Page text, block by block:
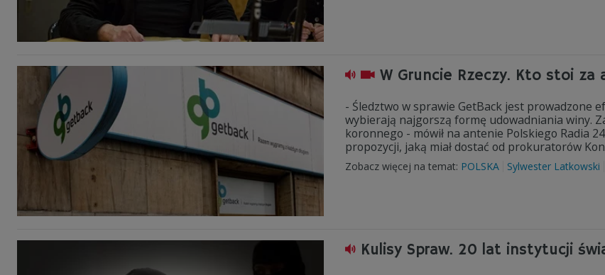
W Gruncie Rzeczy. Kto stoi za
- Śledztwo w sprawie GetBack jest prowadzone
wybierają najgorszą formę udowadniania winy.
koronnego - mówił na antenie Polskiego Radia
propozycji, jaką miał dostać od prokuratorów
Zobacz więcej na temat: POLSKA Sylwester Latkowski
Kulisy Spraw. 20 lat instytucji